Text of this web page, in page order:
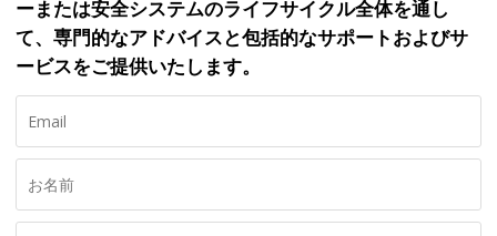
ーまたは安全システムのライフサイクル全体を通し
て、専門的なアドバイスと包括的なサポートおよびサ
ービスをご提供いたします。